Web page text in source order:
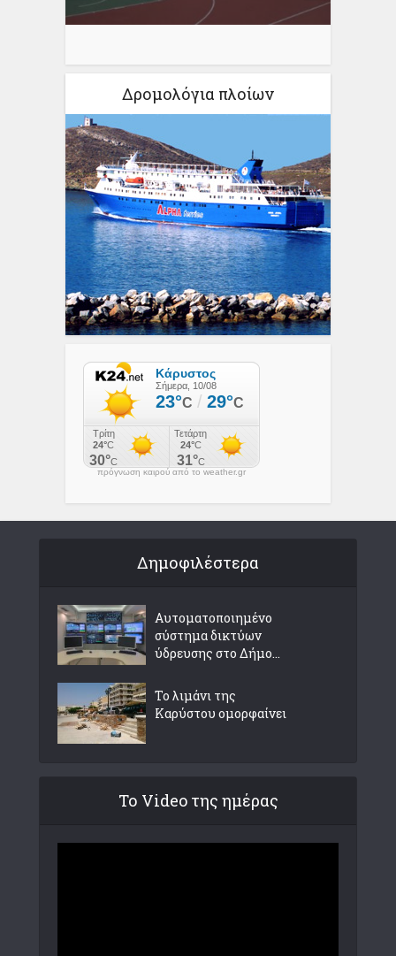
Δρομολόγια πλοίων
πρόγνωση καιρού από το weather.gr
Δημοφιλέστερα
Αυτοματοποιημένο
σύστημα δικτύων
ύδρευσης στο Δήμο...
Το λιμάνι της
Καρύστου ομορφαίνει
Το Video της ημέρας